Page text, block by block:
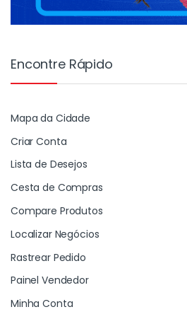
Encontre Rápido
Mapa da Cidade
Criar Conta
Lista de Desejos
Cesta de Compras
Compare Produtos
Localizar Negócios
Rastrear Pedido
Painel Vendedor
Minha Conta